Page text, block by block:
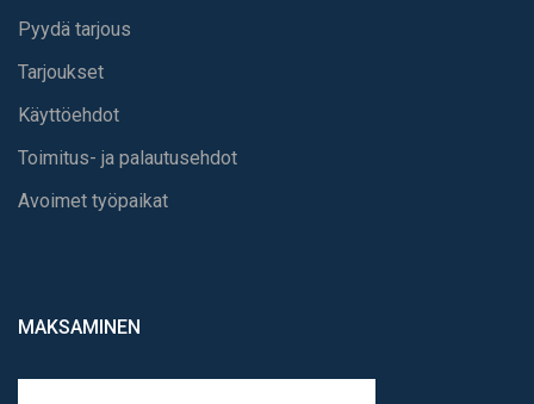
Pyydä tarjous
Tarjoukset
Käyttöehdot
Toimitus- ja palautusehdot
Avoimet työpaikat
MAKSAMINEN